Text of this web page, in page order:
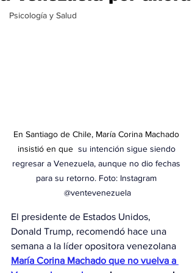
Psicología y Salud
En Santiago de Chile, María Corina Machado
insistió en que su intención sigue siendo
regresar a Venezuela, aunque no dio fechas
para su retorno. Foto: Instagram
@ventevenezuela
El presidente de Estados Unidos,
Donald Trump, recomendó hace una
semana a la líder opositora venezolana
María Corina Machado que no vuelva a